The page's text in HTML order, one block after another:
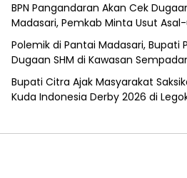
BPN Pangandaran Akan Cek
Madasari, Pemkab Minta Usut
Polemik di Pantai Madasari, Bupati
Dugaan SHM di Kawasan
Bupati Citra Ajak Masyarakat
Kuda Indonesia Derby 2026 di